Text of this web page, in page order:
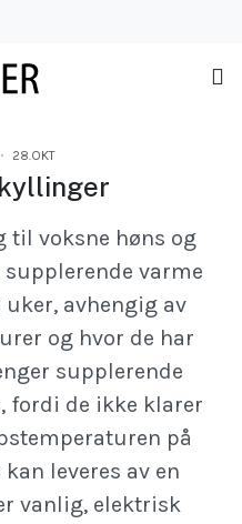
28.OKT
til voksne høns og
varme
avhengig av
og hvor de har
supplerende
fordi de ikke klarer
på
leveres av en
vanlig, elektrisk